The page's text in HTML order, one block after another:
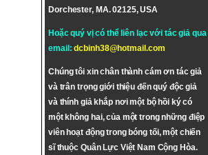
Dorchester, MA. 02125, USA
Hoặc quý vị có thể liên lạc với tác giả qua
email:dcbinh38@hotmail.com
Chúng tôi xin chân thành cám ơn tác giả
và trân trọng giới thiệu đến quý độc giả
và thính giả khắp nơi một bộ hồi ký có
một không hai, của một trong những điệp
viên hoạt động trong bóng tối, một chiến
sĩ thuộc Quân Lực Việt Nam Cộng Hòa.